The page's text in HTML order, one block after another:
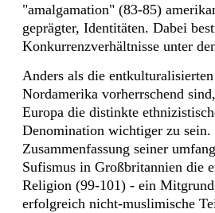
"amalgamation" (83-85)
geprägter, Identitäten. Dabei
Konkurrenzverhältnisse unter
Anders als die
Nordamerika vorherrschend
Europa die distinkte
Denomination wichtiger zu
Zusammenfassung seiner
Sufismus in Großbritannien die
Religion (99-101) - ein
erfolgreich nicht-muslimische